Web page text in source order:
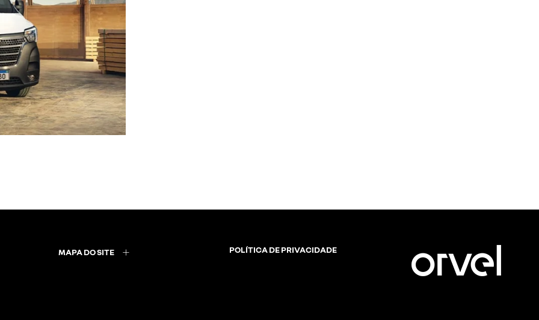
MAPA DO SITE POLÍTICA DE PRIVACIDADE